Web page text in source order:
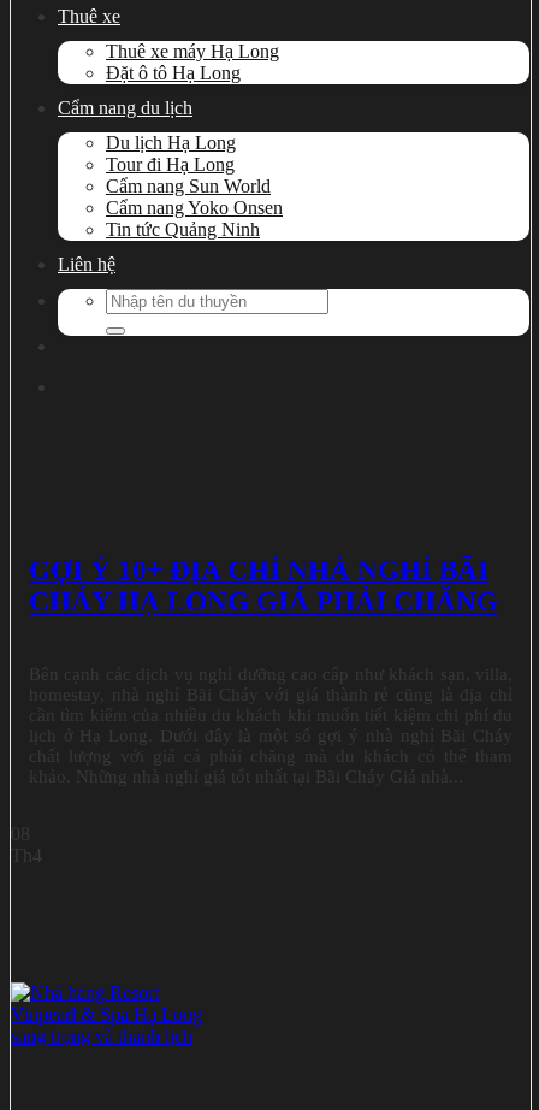
Thuê xe
Thuê xe máy Hạ Long
Đặt ô tô Hạ Long
Cẩm nang du lịch
Du lịch Hạ Long
Tour đi Hạ Long
Cẩm nang Sun World
Cẩm nang Yoko Onsen
Tin tức Quảng Ninh
Liên hệ
Search
for:
GỢI Ý 10+ ĐỊA CHỈ NHÀ NGHỈ BÃI
CHÁY HẠ LONG GIÁ PHẢI CHĂNG
Bên cạnh các dịch vụ nghỉ dưỡng cao cấp như khách sạn, villa,
homestay, nhà nghỉ Bãi Cháy với giá thành rẻ cũng là địa chỉ
cần tìm kiếm của nhiều du khách khi muốn tiết kiệm chi phí du
lịch ở Hạ Long. Dưới đây là một số gợi ý nhà nghỉ Bãi Cháy
chất lượng với giá cả phải chăng mà du khách có thể tham
khảo. Những nhà nghỉ giá tốt nhất tại Bãi Cháy Giá nhà...
08
Th4